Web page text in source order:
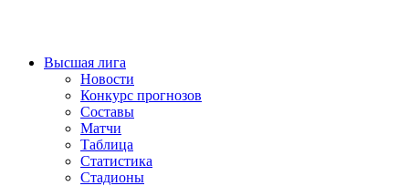
Высшая лига
Новости
Конкурс прогнозов
Составы
Матчи
Таблица
Статистика
Стадионы